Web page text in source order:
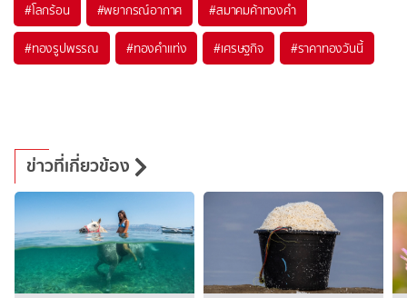
#โลกร้อน #พยากรณ์อากาศ #สมาคมค้าทองคำ
#ทองรูปพรรณ #ทองคำแท่ง #เศรษฐกิจ #ราคาทองวันนี้
ข่าวที่เกี่ยวข้อง